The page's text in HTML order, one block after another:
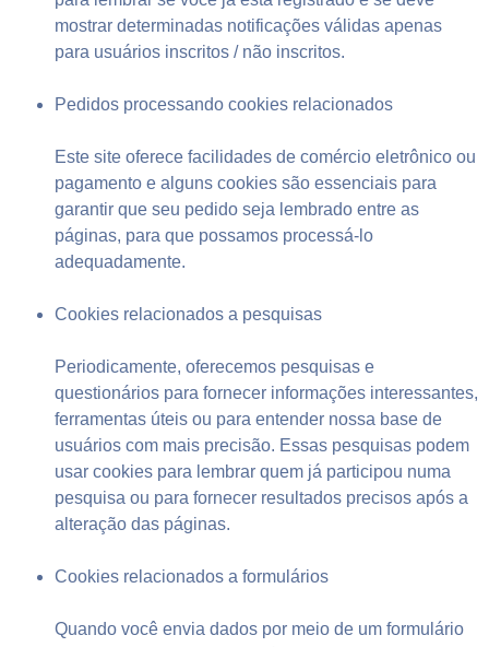
mostrar determinadas notificações válidas apenas
para usuários inscritos / não inscritos.
Pedidos processando cookies relacionados
Este site oferece facilidades de comércio eletrônico ou
pagamento e alguns cookies são essenciais para
garantir que seu pedido seja lembrado entre as
páginas, para que possamos processá-lo
adequadamente.
Cookies relacionados a pesquisas
Periodicamente, oferecemos pesquisas e
questionários para fornecer informações interessantes,
ferramentas úteis ou para entender nossa base de
usuários com mais precisão. Essas pesquisas podem
usar cookies para lembrar quem já participou numa
pesquisa ou para fornecer resultados precisos após a
alteração das páginas.
Cookies relacionados a formulários
Quando você envia dados por meio de um formulário